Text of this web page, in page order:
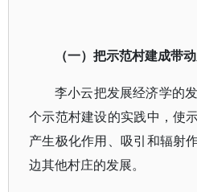
（一）把示范村建成带
李小云把发展经济学的
个示范村建设的实践中，使
产生极化作用、吸引和辐射
边其他村庄的发展。